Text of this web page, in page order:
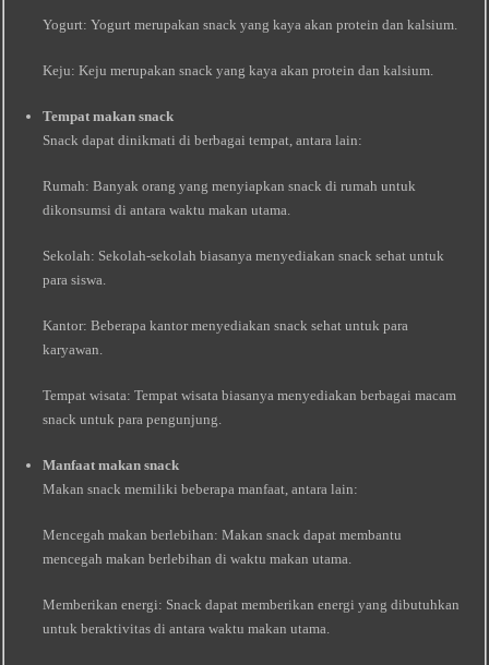
Yogurt: Yogurt merupakan snack yang kaya akan protein dan kalsium.
Keju: Keju merupakan snack yang kaya akan protein dan kalsium.
Tempat makan snack
Snack dapat dinikmati di berbagai tempat, antara lain:
Rumah: Banyak orang yang menyiapkan snack di rumah untuk
dikonsumsi di antara waktu makan utama.
Sekolah: Sekolah-sekolah biasanya menyediakan snack sehat untuk
para siswa.
Kantor: Beberapa kantor menyediakan snack sehat untuk para
karyawan.
Tempat wisata: Tempat wisata biasanya menyediakan berbagai macam
snack untuk para pengunjung.
Manfaat makan snack
Makan snack memiliki beberapa manfaat, antara lain:
Mencegah makan berlebihan: Makan snack dapat membantu
mencegah makan berlebihan di waktu makan utama.
Memberikan energi: Snack dapat memberikan energi yang dibutuhkan
untuk beraktivitas di antara waktu makan utama.